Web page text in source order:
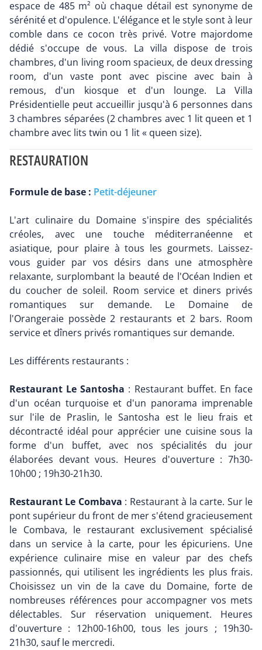
espace de 485 m² où chaque détail est synonyme de
sérénité et d'opulence. L'élégance et le style sont à leur
comble dans ce cocon très privé. Votre majordome
dédié s'occupe de vous. La villa dispose de trois
chambres, d'un living room spacieux, de deux dressing
room, d'un vaste pont avec piscine avec bain à
remous, d'un kiosque et d'un lounge. La Villa
Présidentielle peut accueillir jusqu'à 6 personnes dans
3 chambres séparées (2 chambres avec 1 lit queen et 1
chambre avec lits twin ou 1 lit « queen size).
RESTAURATION
Formule de base : Petit-déjeuner
L'art culinaire du Domaine s'inspire des spécialités
créoles, avec une touche méditerranéenne et
asiatique, pour plaire à tous les gourmets. Laissez-
vous guider par vos désirs dans une atmosphère
relaxante, surplombant la beauté de l'Océan Indien et
du coucher de soleil. Room service et diners privés
romantiques sur demande. Le Domaine de
l'Orangeraie possède 2 restaurants et 2 bars. Room
service et dîners privés romantiques sur demande.
Les différents restaurants :
Restaurant Le Santosha : Restaurant buffet. En face
d'un océan turquoise et d'un panorama imprenable
sur l'ile de Praslin, le Santosha est le lieu frais et
décontracté idéal pour apprécier une cuisine sous la
forme d'un buffet, avec nos spécialités du jour
élaborées devant vous. Heures d'ouverture : 7h30-
10h00 ; 19h30-21h30.
Restaurant Le Combava : Restaurant à la carte. Sur le
pont supérieur du front de mer s'étend gracieusement
le Combava, le restaurant exclusivement spécialisé
dans un service à la carte, pour les épicuriens. Une
expérience culinaire mise en valeur par des chefs
passionnés, qui utilisent les ingrédients les plus frais.
Choisissez un vin de la cave du Domaine, forte de
nombreuses références pour accompagner vos mets
délectables. Sur réservation uniquement. Heures
d'ouverture : 12h00-16h00, tous les jours ; 19h30-
21h30, sauf le mercredi.